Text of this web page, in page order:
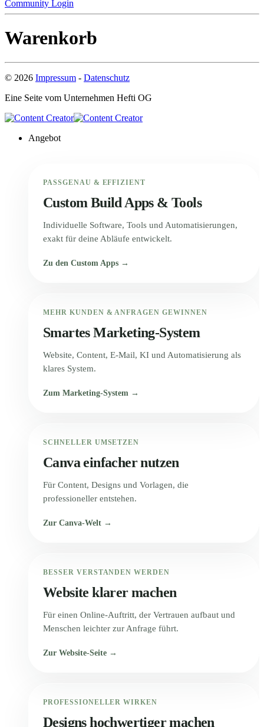
Community Login
Warenkorb
© 2026 Impressum - Datenschutz
Eine Seite vom Unternehmen Hefti OG
Angebot
PASSGENAU & EFFIZIENT
Custom Build Apps & Tools
Individuelle Software, Tools und Automatisierungen,
exakt für deine Abläufe entwickelt.
Zu den Custom Apps →
MEHR KUNDEN & ANFRAGEN GEWINNEN
Smartes Marketing-System
Website, Content, E-Mail, KI und Automatisierung als
klares System.
Zum Marketing-System →
SCHNELLER UMSETZEN
Canva einfacher nutzen
Für Content, Designs und Vorlagen, die
professioneller entstehen.
Zur Canva-Welt →
BESSER VERSTANDEN WERDEN
Website klarer machen
Für einen Online-Auftritt, der Vertrauen aufbaut und
Menschen leichter zur Anfrage führt.
Zur Website-Seite →
PROFESSIONELLER WIRKEN
Designs hochwertiger machen